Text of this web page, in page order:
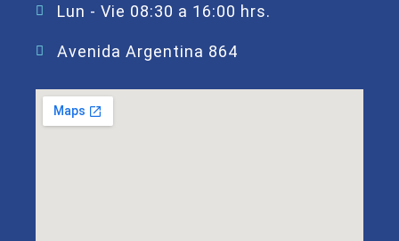
Lun - Vie 08:30 a 16:00 hrs.
Avenida Argentina 864